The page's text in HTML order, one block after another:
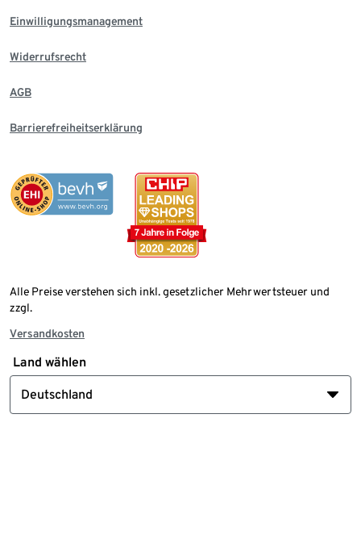
Einwilligungsmanagement
Widerrufsrecht
AGB
Barrierefreiheitserklärung
Alle Preise verstehen sich inkl. gesetzlicher Mehrwertsteuer und
zzgl.
Versandkosten
Land wählen
Deutschland